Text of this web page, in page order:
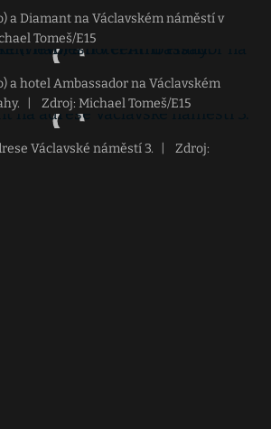
a Diamant na Václavském náměstí v
Tomeš/E15
a hotel Ambassador na Václavském
Zdroj: Michael Tomeš/E15
Václavské náměstí 3.
Zdroj: